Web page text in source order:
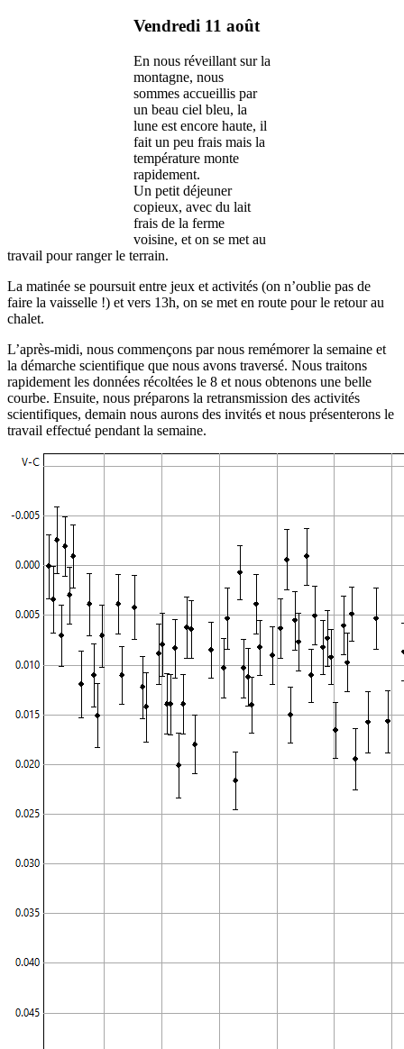
Vendredi 11 août
En nous réveillant sur la
montagne, nous
sommes accueillis par
un beau ciel bleu, la
lune est encore haute, il
fait un peu frais mais la
température monte
rapidement.
Un petit déjeuner
copieux, avec du lait
frais de la ferme
voisine, et on se met au
travail pour ranger le terrain.
La matinée se poursuit entre jeux et activités (on n’oublie pas de
faire la vaisselle !) et vers 13h, on se met en route pour le retour au
chalet.
L’après-midi, nous commençons par nous remémorer la semaine et
la démarche scientifique que nous avons traversé. Nous traitons
rapidement les données récoltées le 8 et nous obtenons une belle
courbe. Ensuite, nous préparons la retransmission des activités
scientifiques, demain nous aurons des invités et nous présenterons le
travail effectué pendant la semaine.